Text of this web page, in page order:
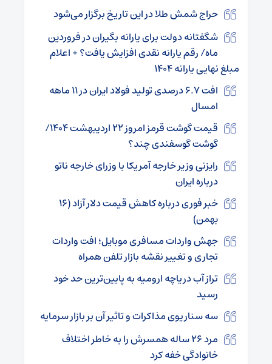
حراج شمش طلا در این تاریخ برگزار می‌شود
شگفتانه دولت برای یارانه بگیران در فروردین
ماه/ رقم یارانه نقدی افزایش یافت؟ + اعلام
مبلغ نهایی یارانه ۱۴۰۴
افت ۶.۷ درصدی تولید فولاد ایران در ۱۱ ماهه
امسال
قیمت گوشت قرمز امروز ۲۲ اردیبهشت ۱۴۰۴/
گوشت گوسفندی چند؟
رایزنی وزیر خارجه آمریکا با وزرای خارجه ناتو
درباره ایران
خبر فوری درباره کاهش قیمت دلار آزاد (۱۶
بهمن)
جهش واردات مسافری موبایل؛ افت واردات
تجاری و تغییر نقشه بازار تلفن همراه
تراز آب دریاچه ارومیه به پایین‌ترین حد خود
رسید
سه سناریوی مذاکرات و تاثیر آن بر بازار سرمایه
مرد ۲۶ ساله همسرش را به خاطر اختلاف
خانوادگی خفه کرد